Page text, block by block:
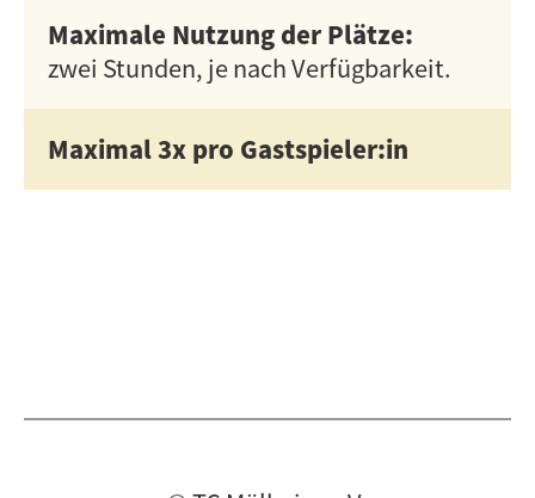
Maximale Nutzung der Plätze:
zwei Stunden, je nach Verfügbarkeit.
Maximal 3x pro Gastspieler:in